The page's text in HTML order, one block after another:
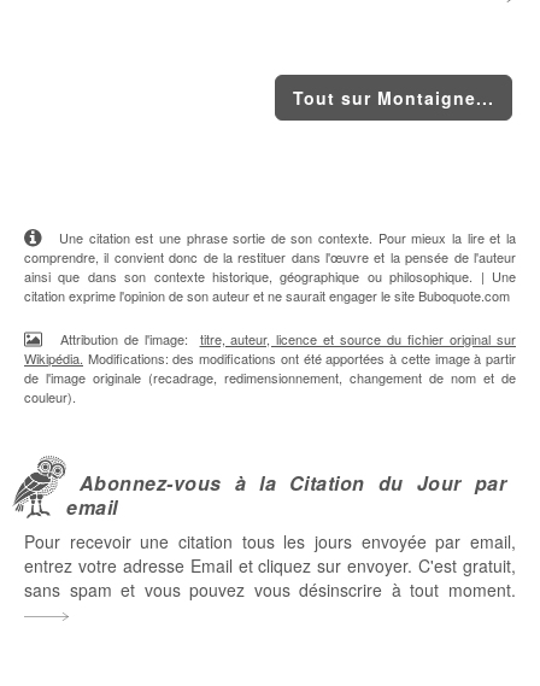
Tout sur Montaigne...
Une citation est une phrase sortie de son contexte. Pour mieux la lire et la
comprendre, il convient donc de la restituer dans l'œuvre et la pensée de l'auteur
ainsi que dans son contexte historique, géographique ou philosophique. | Une
citation exprime l'opinion de son auteur et ne saurait engager le site Buboquote.com
Attribution de l'image: titre, auteur, licence et source du fichier original sur
Wikipédia. Modifications: des modifications ont été apportées à cette image à partir
de l'image originale (recadrage, redimensionnement, changement de nom et de
couleur).
Abonnez-vous à la Citation du Jour par
email
Pour recevoir une citation tous les jours envoyée par email,
entrez votre adresse Email et cliquez sur envoyer. C'est gratuit,
sans spam et vous pouvez vous désinscrire à tout moment.